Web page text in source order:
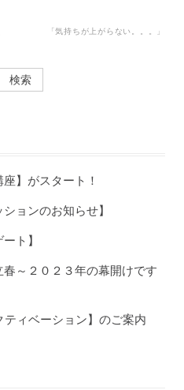
「気持ちが上がらない。。。」
】がスタート！
ョンのお知らせ】
ト】
春～２０２３年の幕開けです
ティベーション】のご案内